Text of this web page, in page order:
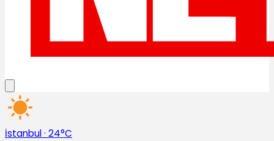
İstanbul· 24°C